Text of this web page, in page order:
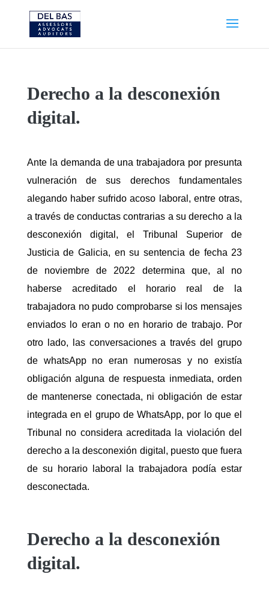
Derecho a la desconexión
digital.
Ante la demanda de una trabajadora por presunta
vulneración de sus derechos fundamentales
alegando haber sufrido acoso laboral, entre otras,
a través de conductas contrarias a su derecho a la
desconexión digital, el Tribunal Superior de
Justicia de Galicia, en su sentencia de fecha 23
de noviembre de 2022 determina que, al no
haberse acreditado el horario real de la
trabajadora no pudo comprobarse si los mensajes
enviados lo eran o no en horario de trabajo. Por
otro lado, las conversaciones a través del grupo
de whatsApp no eran numerosas y no existía
obligación alguna de respuesta inmediata, orden
de mantenerse conectada, ni obligación de estar
integrada en el grupo de WhatsApp, por lo que el
Tribunal no considera acreditada la violación del
derecho a la desconexión digital, puesto que fuera
de su horario laboral la trabajadora podía estar
desconectada.
Derecho a la desconexión
digital.